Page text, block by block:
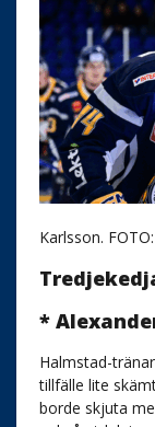
Karlsson.
*
Halmstad-
tillfälle lite
borde skjuta